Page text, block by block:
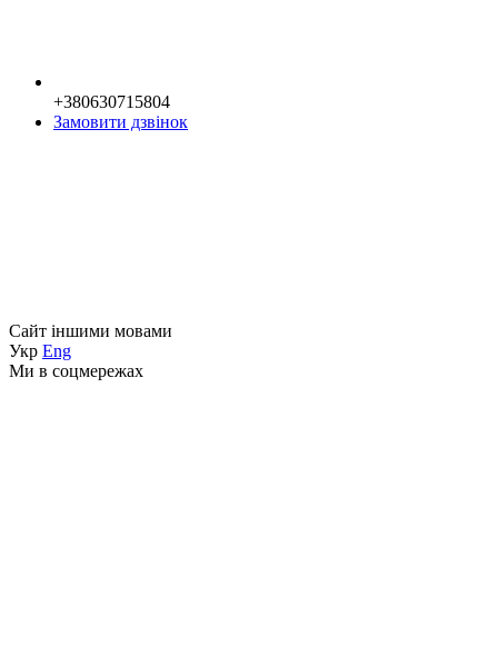
+380630715804
Замовити дзвінок
Сайт іншими мовами
Укр Eng
Ми в соцмережах